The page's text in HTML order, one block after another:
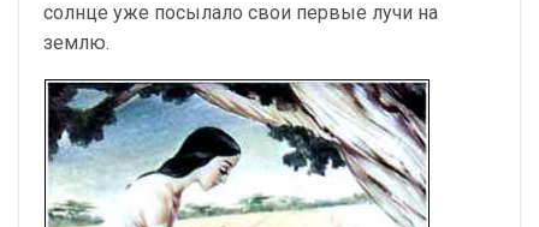
солнце уже посылало свои первые лучи на
землю.